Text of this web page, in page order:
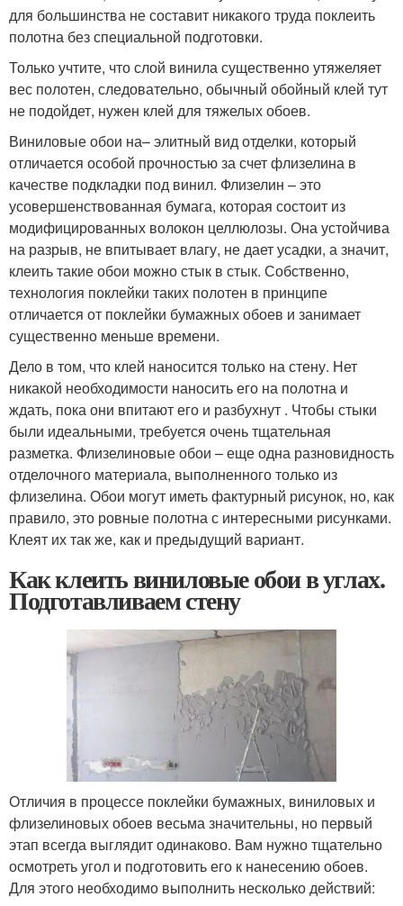
для большинства не составит никакого труда поклеить
полотна без специальной подготовки.
Только учтите, что слой винила существенно утяжеляет
вес полотен, следовательно, обычный обойный клей тут
не подойдет, нужен клей для тяжелых обоев.
Виниловые обои на– элитный вид отделки, который
отличается особой прочностью за счет флизелина в
качестве подкладки под винил. Флизелин – это
усовершенствованная бумага, которая состоит из
модифицированных волокон целлюлозы. Она устойчива
на разрыв, не впитывает влагу, не дает усадки, а значит,
клеить такие обои можно стык в стык. Собственно,
технология поклейки таких полотен в принципе
отличается от поклейки бумажных обоев и занимает
существенно меньше времени.
Дело в том, что клей наносится только на стену. Нет
никакой необходимости наносить его на полотна и
ждать, пока они впитают его и разбухнут . Чтобы стыки
были идеальными, требуется очень тщательная
разметка. Флизелиновые обои – еще одна разновидность
отделочного материала, выполненного только из
флизелина. Обои могут иметь фактурный рисунок, но, как
правило, это ровные полотна с интересными рисунками.
Клеят их так же, как и предыдущий вариант.
Как клеить виниловые обои в углах.
Подготавливаем стену
Отличия в процессе поклейки бумажных, виниловых и
флизелиновых обоев весьма значительны, но первый
этап всегда выглядит одинаково. Вам нужно тщательно
осмотреть угол и подготовить его к нанесению обоев.
Для этого необходимо выполнить несколько действий: